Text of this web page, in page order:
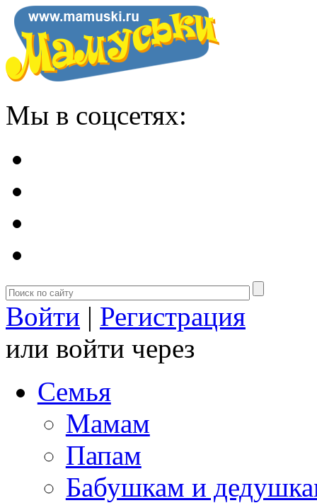
Мы в соцсетях:
Войти | Регистрация
или войти через
Семья
Мамам
Папам
Бабушкам и